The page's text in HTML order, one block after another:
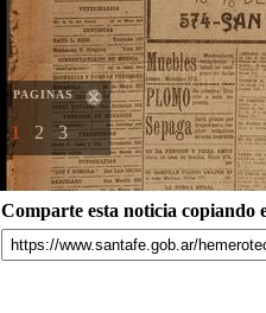
PAGINAS
1 2 3
Comparte esta noticia copiando